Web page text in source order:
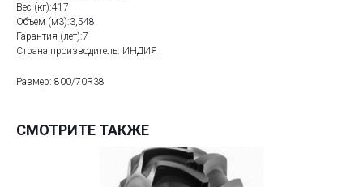
Вес (кг):417
Объем (м3):3,548
Гарантия (лет):7
Страна производитель: ИНДИЯ
Размер: 800/70R38
СМОТРИТЕ ТАКЖЕ